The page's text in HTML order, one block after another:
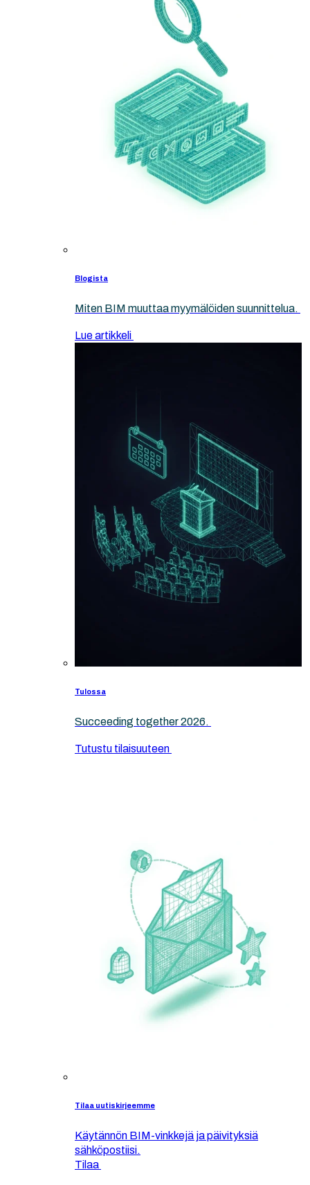
Blogista
Miten BIM muuttaa myymälöiden suunnittelua.
Lue artikkeli
Tulossa
Succeeding together 2026.
Tutustu tilaisuuteen
Tilaa uutiskirjeemme
Käytännön BIM-vinkkejä ja päivityksiä
sähköpostiisi.
Tilaa